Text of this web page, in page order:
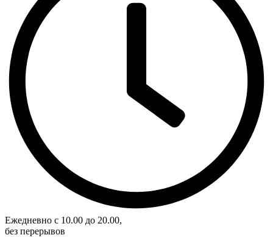
Eжедневно с 10.00 до 20.00,
без перерывов